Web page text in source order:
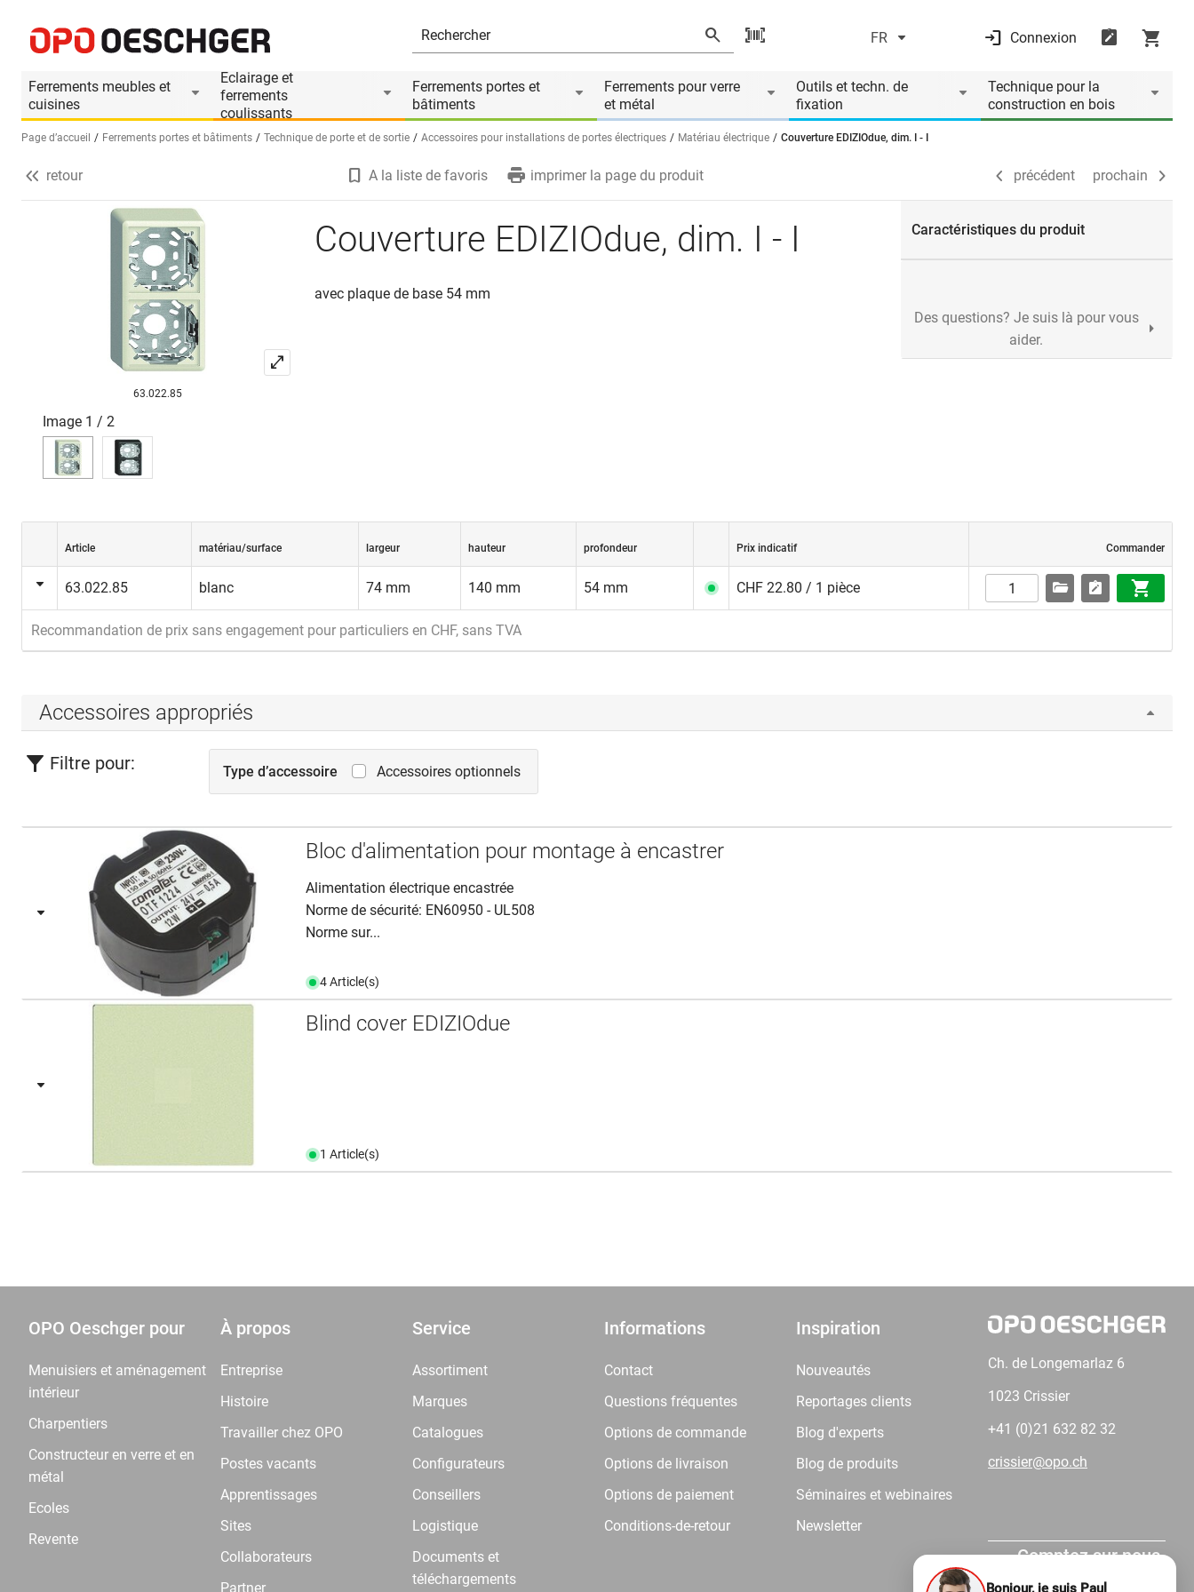
FR Connexion
Ferrements meubles et
cuisines
Eclairage et
ferrements
coulissants
Ferrements portes et
bâtiments
Ferrements pour verre
et métal
Outils et techn. de
fixation
Technique pour la
construction en bois
Sélectionnez une langue (FR)
Page d’accueil Ferrements portes et bâtiments Technique de porte et de sortie Accessoires pour installations de portes électriques Matériau électrique Couverture EDIZIOdue, dim. I - I
Informations produit
Accessoires appropriés précédent prochain
retour A la liste de favoris imprimer la page du produit précédent prochain
63.022.85
Image 1 / 2
Couverture EDIZIOdue, dim. I - I
avec plaque de base 54 mm
Caractéristiques du produit
Des questions? Je suis là pour vous
aider.
Article matériau/surface largeur hauteur profondeur Prix indicatif Commander
63.022.85 blanc 74 mm 140 mm 54 mm CHF 22.80 / 1 pièce
Recommandation de prix sans engagement pour particuliers en CHF, sans TVA
Accessoires appropriés
Filtre pour: Type d’accessoire Accessoires optionnels
Bloc d'alimentation pour montage à encastrer
Alimentation électrique encastrée
Norme de sécurité: EN60950 - UL508
Norme sur...
4 Article(s)
Blind cover EDIZIOdue
1 Article(s)
OPO Oeschger pour
Menuisiers et aménagement
intérieur
Charpentiers
Constructeur en verre et en
métal
Ecoles
Revente
À propos
Entreprise
Histoire
Travailler chez OPO
Postes vacants
Apprentissages
Sites
Collaborateurs
Partner
Service
Assortiment
Marques
Catalogues
Configurateurs
Conseillers
Logistique
Documents et
téléchargements
Informations
Contact
Questions fréquentes
Options de commande
Options de livraison
Options de paiement
Conditions-de-retour
Inspiration
Nouveautés
Reportages clients
Blog d'experts
Blog de produits
Séminaires et webinaires
Newsletter
Ch. de Longemarlaz 6
1023 Crissier
+41 (0)21 632 82 32
crissier@opo.ch
Comptez sur nous.
Bonjour, je suis Paul